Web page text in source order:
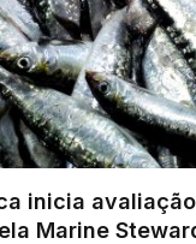
inicia
Marine